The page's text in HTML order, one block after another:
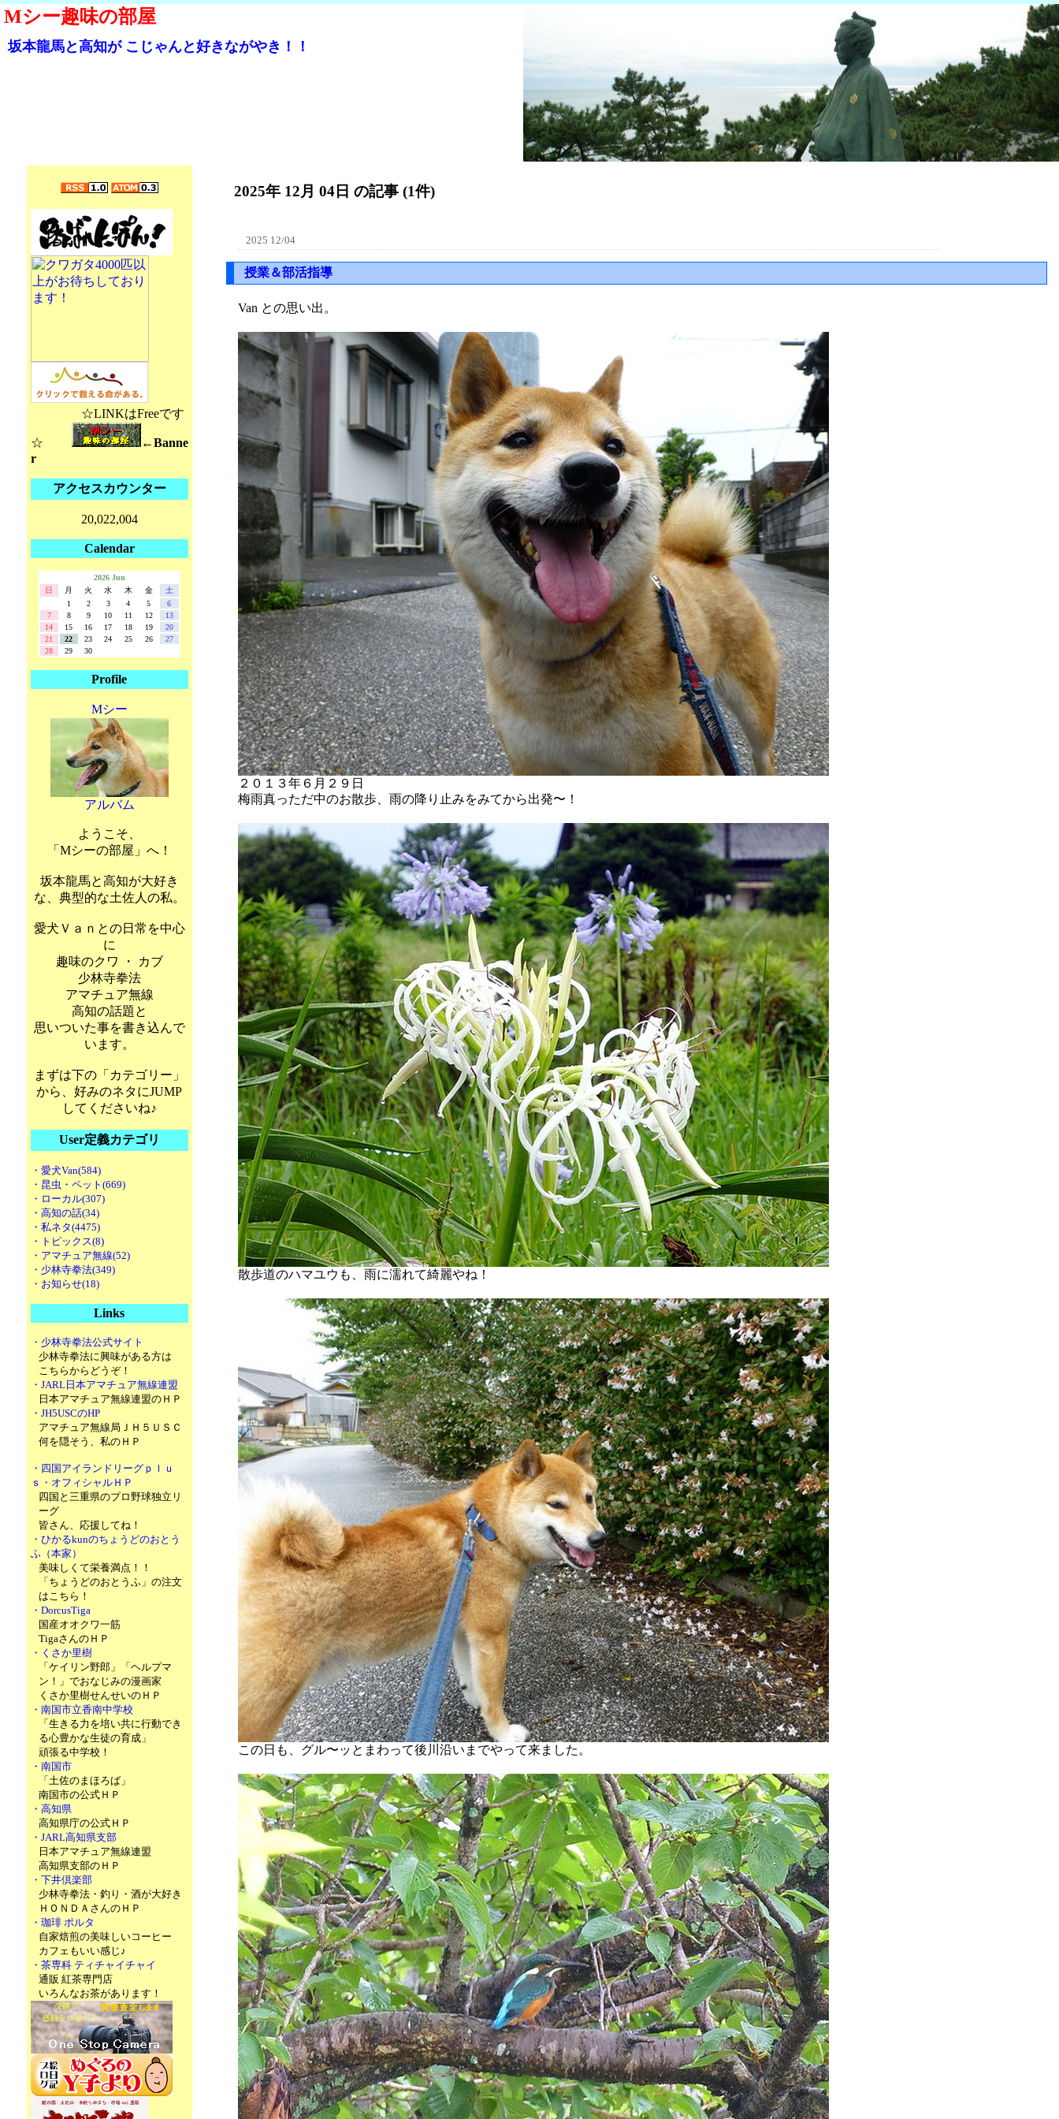
Mシー趣味の部屋
坂本龍馬と高知が こじゃんと好きながやき！！
☆LINKはFreeです
☆
←Banne
r
アクセスカウンター
20,022,004
Calendar
2026 Jun
日
月 火 水 木 金
土
1
2 3 4 5
6
7
8 9 10 11 12
13
14
15 16 17 18 19
20
21
22 23 24 25 26
27
28
29 30
Profile
Mシー
アルバム
ようこそ、
「Mシーの部屋」へ！
坂本龍馬と高知が大好き
な、典型的な土佐人の私。
愛犬Ｖａｎとの日常を中心
に
趣味のクワ ・ カブ
少林寺拳法
アマチュア無線
高知の話題と
思いついた事を書き込んで
います。
まずは下の「カテゴリー」
から、好みのネタにJUMP
してくださいね♪
User定義カテゴリ
・愛犬Van(584)
・昆虫・ペット(669)
・ローカル(307)
・高知の話(34)
・私ネタ(4475)
・トピックス(8)
・アマチュア無線(52)
・少林寺拳法(349)
・お知らせ(18)
Links
・少林寺拳法公式サイト
少林寺拳法に興味がある方は
こちらからどうぞ！
・JARL日本アマチュア無線連盟
日本アマチュア無線連盟のＨＰ
・JH5USCのHP
アマチュア無線局ＪＨ５ＵＳＣ
何を隠そう、私のＨＰ
・四国アイランドリーグｐｌｕ
ｓ・オフィシャルＨＰ
四国と三重県のプロ野球独立リ
ーグ
皆さん、応援してね！
・ひかるkunのちょうどのおとう
ふ（本家）
美味しくて栄養満点！！
「ちょうどのおとうふ」の注文
はこちら！
・DorcusTiga
国産オオクワ一筋
TigaさんのＨＰ
・くさか里樹
「ケイリン野郎」「ヘルプマ
ン！」でおなじみの漫画家
くさか里樹せんせいのＨＰ
・南国市立香南中学校
「生きる力を培い共に行動でき
る心豊かな生徒の育成」
頑張る中学校！
・南国市
「土佐のまほろば」
南国市の公式ＨＰ
・高知県
高知県庁の公式ＨＰ
・JARL高知県支部
日本アマチュア無線連盟
高知県支部のＨＰ
・下井倶楽部
少林寺拳法・釣り・酒が大好き
ＨＯＮＤＡさんのＨＰ
・珈琲 ポルタ
自家焙煎の美味しいコーヒー
カフェもいい感じ♪
・茶専科 ティチャイチャイ
通販 紅茶専門店
いろんなお茶があります！
2025年 12月 04日 の記事 (1件)
2025 12/04
授業＆部活指導
Van との思い出。
２０１３年６月２９日
梅雨真っただ中のお散歩、雨の降り止みをみてから出発〜！
散歩道のハマユウも、雨に濡れて綺麗やね！
この日も、グル〜ッとまわって後川沿いまでやって来ました。